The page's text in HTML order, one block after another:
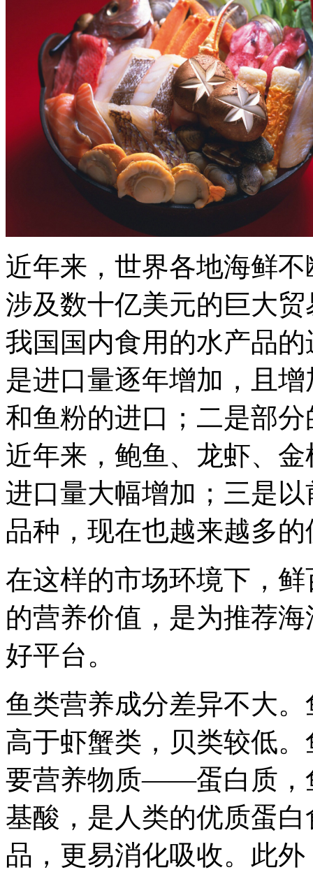
近年来，世界各地海鲜
涉及数十亿美元的巨大
我国国内食用的水产品
是进口量逐年增加，且
和鱼粉的进口；二是部
近年来，鲍鱼、龙虾、
进口量大幅增加；三是
品种，现在也越来越多
在这样的市场环境下，
的营养价值，是为推荐
好平台。
鱼类营养成分差异不大
高于虾蟹类，贝类较低
要营养物质——蛋白质，
基酸，是人类的优质蛋
品，更易消化吸收。此